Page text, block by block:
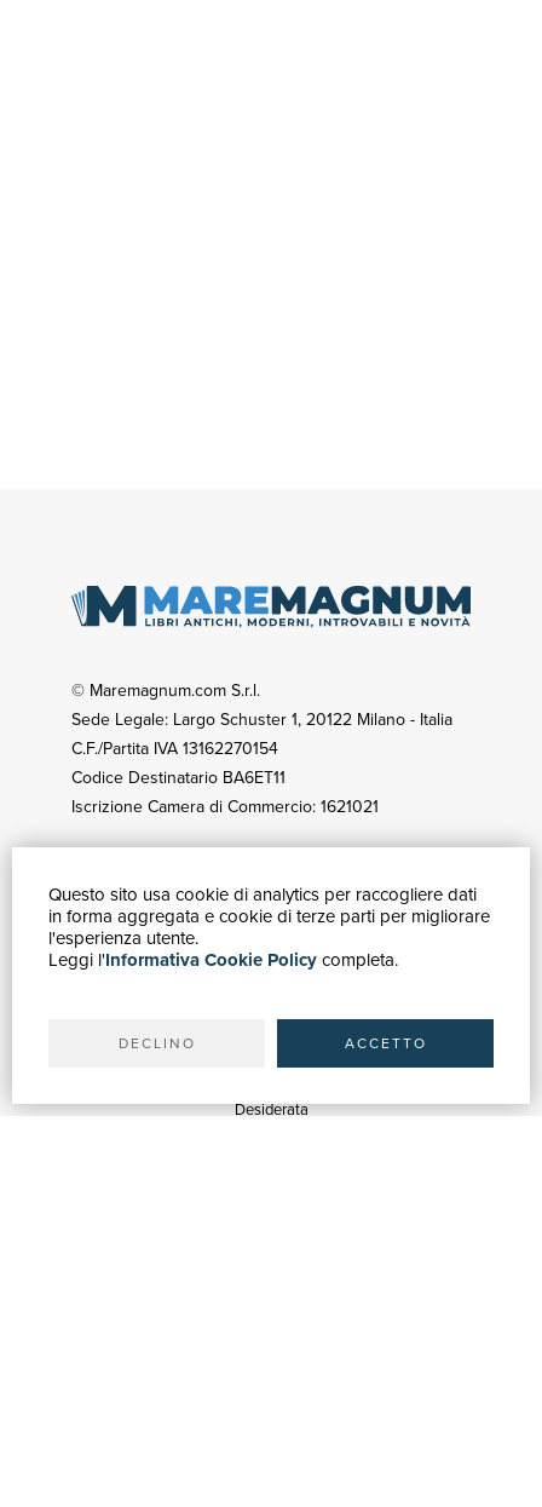
Questo sito usa cookie di analytics per raccogliere dati
in forma aggregata e cookie di terze parti per migliorare
l'esperienza utente.
Leggi l'Informativa Cookie Policycompleta.
DECLINO ACCETTO
© Maremagnum.com S.r.l.
Sede Legale: Largo Schuster 1, 20122 Milano - Italia
C.F./Partita IVA 13162270154
Codice Destinatario BA6ET11
Iscrizione Camera di Commercio: 1621021
GUIDA ACQUISTI
Catalogo
Ricerca avanzata
Spedizioni
Desiderata